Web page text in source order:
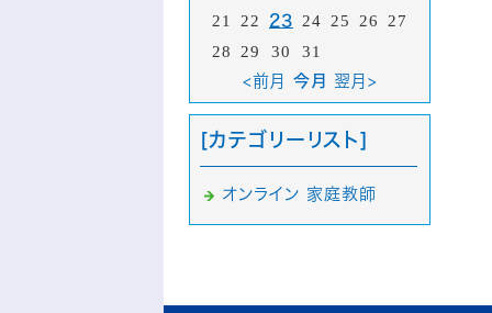
21
22 23 24 25 26
27
28
29 30 31
<前月 今月 翌月>
[カテゴリーリスト]
オンライン 家庭教師